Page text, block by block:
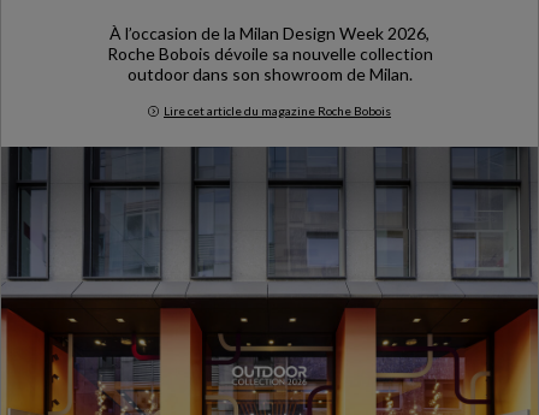
À l’occasion de la Milan Design Week 2026,
Roche Bobois dévoile sa nouvelle collection
outdoor dans son showroom de Milan.
Lire cet article du magazine Roche Bobois
Milan Design Week 2026